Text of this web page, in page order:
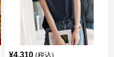
¥4,310 (税込)